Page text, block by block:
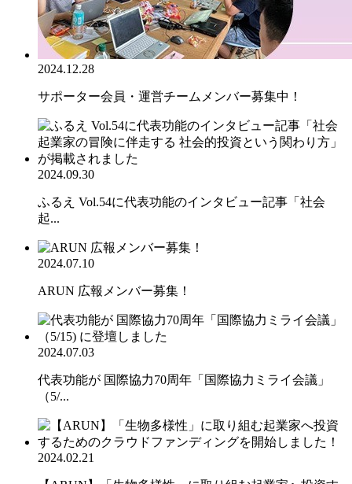
2024.12.28
サポーター会員・運営チームメンバー募集中！
2024.09.30
ふるえ Vol.54に代表功能のインタビュー記事「社会
起...
2024.07.10
ARUN 広報メンバー募集！
2024.07.03
代表功能が 国際協力70周年「国際協力ミライ会議」
（5/...
2024.02.21